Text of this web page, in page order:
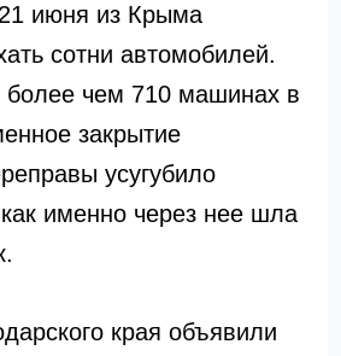
июня из Крыма
сотни автомобилей.
чем 710 машинах в
закрытие
усугубило
именно через нее шла
края объявили